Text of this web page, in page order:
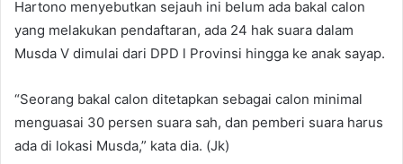
Hartono menyebutkan sejauh ini belum ada bakal calon
yang melakukan pendaftaran, ada 24 hak suara dalam
Musda V dimulai dari DPD l Provinsi hingga ke anak sayap.
“Seorang bakal calon ditetapkan sebagai calon minimal
menguasai 30 persen suara sah, dan pemberi suara harus
ada di lokasi Musda,” kata dia. (Jk)